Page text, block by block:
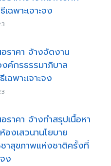
พาะเจาะจง
อราคา จ้างจัดงาน
ค์กรธรรมาภิบาล
ฉพาะเจาะจง
ราคา จ้างทำสรุปเนื้อหา
งเสวนานโยบาย
าสุขภาพแห่งชาติครั้งที่
ง